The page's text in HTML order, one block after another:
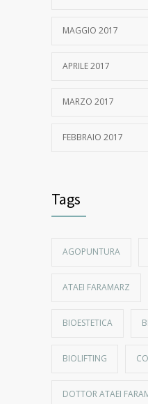
MAGGIO 2017
APRILE 2017
MARZO 2017
FEBBRAIO 2017
Tags
AGOPUNTURA
ATAEI FARAMARZ
BIOESTETICA
BIOLIFTING
DOTTOR ATAEI